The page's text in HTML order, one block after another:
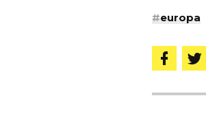
#europa